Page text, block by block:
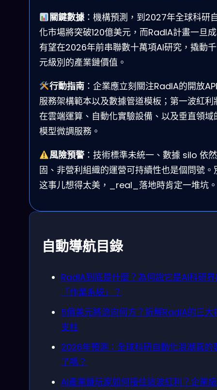
關鍵數據：機構預測，到2027年全球科研
化市場將突破120億美元，而RadIA計畫一旦
有望在2026年前串聯數十萬項AI研究，撬動
元級別的產業鏈價值。
行動指南：企業應立刻關注RadIA的開放
服務架構範本以及數據管道模板；第一波紅利
在雲端運算、自動化實驗設備、以及垂直領域
模型微調服務。
風險預警：技術標準未統一、數據 silo 依
固、非營利組織的運營可持續性也是個問號。
这事儿想得太美，_real_落地時肯定一堆坑。
自動導航目錄
RadIA到底是什麼？為何說它是AI科研
「作業系統」？
5億美元將流向何方？拆解RadIA的三大
支柱
2026年預測：全球科研自動化浪潮真的
了嗎？
AI產業鏈玩家如何接住這波紅利？企業